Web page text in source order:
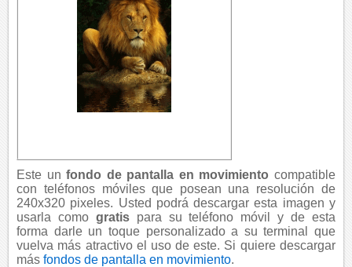
Este unfondo de pantalla en movimiento compatible
con teléfonos móviles que posean una resolución de
240x320 pixeles. Usted podrá descargar esta imagen y
usarla como gratispara su teléfono móvil y de esta
forma darle un toque personalizado a su terminal que
vuelva más atractivo el uso de este. Si quiere descargar
másfondos de pantalla en movimiento.